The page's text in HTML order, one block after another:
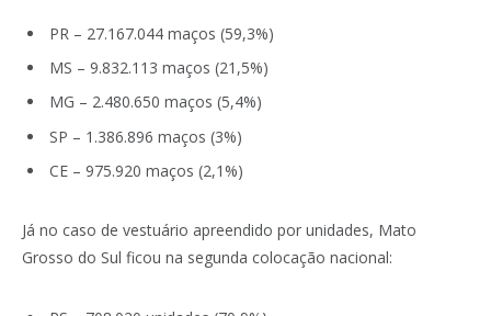
PR – 27.167.044 maços (59,3%)
MS – 9.832.113 maços (21,5%)
MG – 2.480.650 maços (5,4%)
SP – 1.386.896 maços (3%)
CE – 975.920 maços (2,1%)
Já no caso de vestuário apreendido por unidades, Mato
Grosso do Sul ficou na segunda colocação nacional: